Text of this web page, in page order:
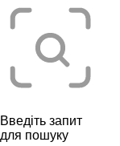
Введіть запит
для пошуку